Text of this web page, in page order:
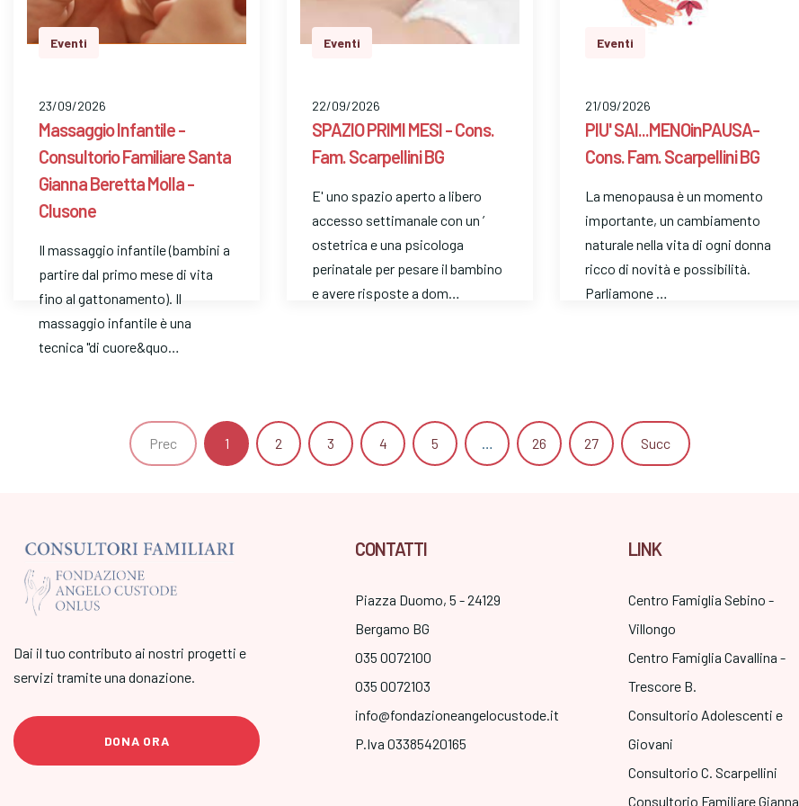
Eventi
23/09/2026
Massaggio Infantile -
Consultorio Familiare Santa
Gianna Beretta Molla -
Clusone
Il massaggio infantile (bambini a
partire dal primo mese di vita
fino al gattonamento). Il
massaggio infantile è una
tecnica "di cuore&quo…
Eventi
22/09/2026
SPAZIO PRIMI MESI - Cons.
Fam. Scarpellini BG
E' uno spazio aperto a libero
accesso settimanale con un ’
ostetrica e una psicologa
perinatale per pesare il bambino
e avere risposte a dom…
Eventi
21/09/2026
PIU' SAI...MENOinPAUSA-
Cons. Fam. Scarpellini BG
La menopausa è un momento
importante, un cambiamento
naturale nella vita di ogni donna
ricco di novità e possibilità.
Parliamone …
Prec 1 2 3 4 5 … 26 27 Succ
Dai il tuo contributo ai nostri progetti e
servizi tramite una donazione.
DONA ORA
CONTATTI
Piazza Duomo, 5 - 24129
Bergamo BG
035 0072100
035 0072103
info@fondazioneangelocustode.it
P.Iva 03385420165
LINK
Centro Famiglia Sebino -
Villongo
Centro Famiglia Cavallina -
Trescore B.
Consultorio Adolescenti e
Giovani
Consultorio C. Scarpellini
Consultorio Familiare Gianna